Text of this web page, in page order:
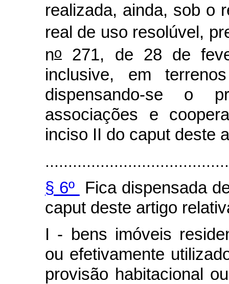
realizada, ainda, sob o
real de uso resolúvel,
no
271, de 28 de
inclusive, em
dispensando-se o
associações e
inciso II do caput deste
§ 6º
Fica dispensada
caput deste artigo
I - bens imóveis
ou efetivamente
provisão habitacional